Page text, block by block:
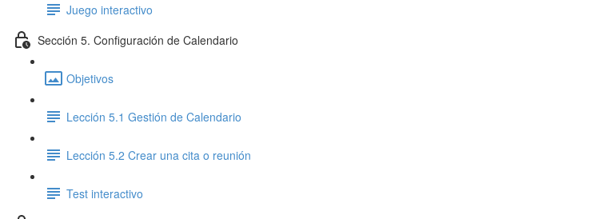
Juego interactivo
Sección 5. Configuración de Calendario
Objetivos
Lección 5.1 Gestión de Calendario
Lección 5.2 Crear una cita o reunión
Test interactivo